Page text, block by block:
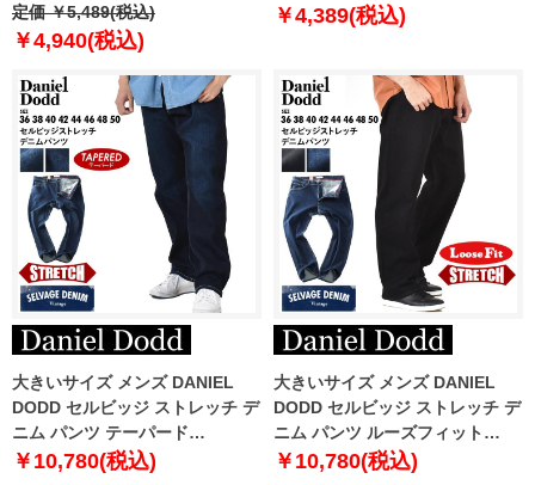
定価 ￥5,489(税込)
￥4,940(税込)
t2402jqd
￥4,389(税込)
大きいサイズ メンズ DANIEL
DODD セルビッジ ストレッチ デ
ニム パンツ テーパード
azd239001101t
￥10,780(税込)
大きいサイズ メンズ DANIEL
DODD セルビッジ ストレッチ デ
ニム パンツ ルーズフィット
azd239002102l
￥10,780(税込)